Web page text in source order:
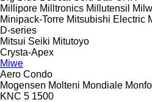
Millipore Milltronics Millutensil
Minipack-Torre Mitsubishi Electric
D-series
Mitsui Seiki Mitutoyo
Crysta-Apex
Miwe
Aero Condo
Mogensen Molteni Mondiale
KNC 5 1500